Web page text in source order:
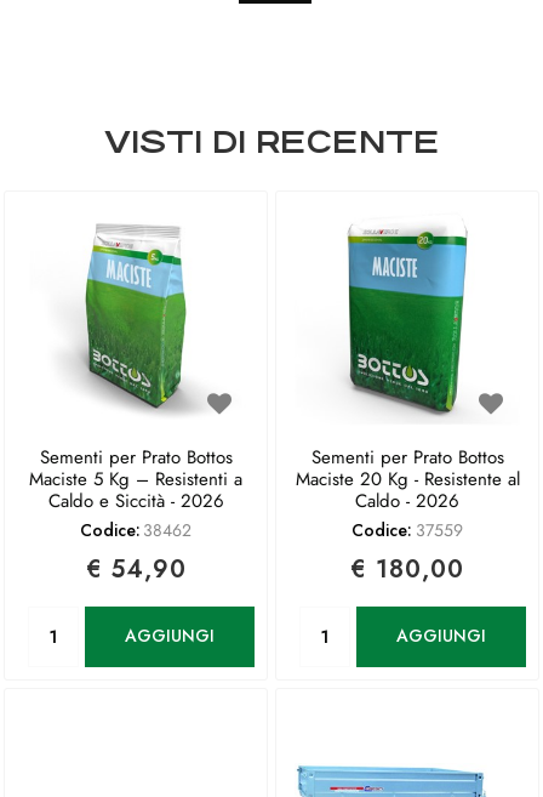
VISTI DI RECENTE
Sementi per Prato Bottos
Maciste 5 Kg – Resistenti a
Caldo e Siccità - 2026
Codice: 38462
€ 54,90
AGGIUNGI
Sementi per Prato Bottos
Maciste 20 Kg - Resistente al
Caldo - 2026
Codice: 37559
€ 180,00
AGGIUNGI